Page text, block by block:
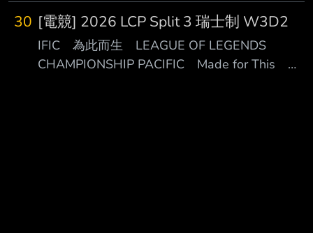
30 [電競] 2026 LCP Split 3 瑞士制 W3D2
IFIC 為此而生 LEAGUE OF LEGENDS
CHAMPIONSHIP PACIFIC Made for This